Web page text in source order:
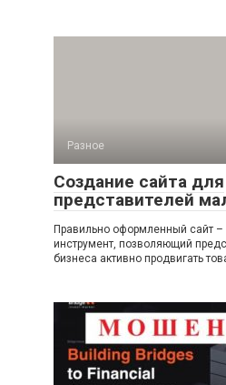
Разное
Создание сайта для
представителей
Правильно оформленный сайт –
инструмент, позволяющий
бизнеса активно продвигать